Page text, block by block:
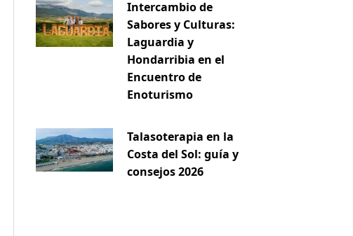
Intercambio de
Sabores y Culturas:
Laguardia y
Hondarribia en el
Encuentro de
Enoturismo
Talasoterapia en la
Costa del Sol: guía y
consejos 2026